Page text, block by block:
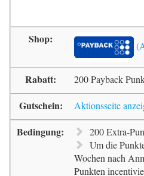
200 Payback
Aktionsseite
200 Extra-
Um die
Wochen nach
Punkten